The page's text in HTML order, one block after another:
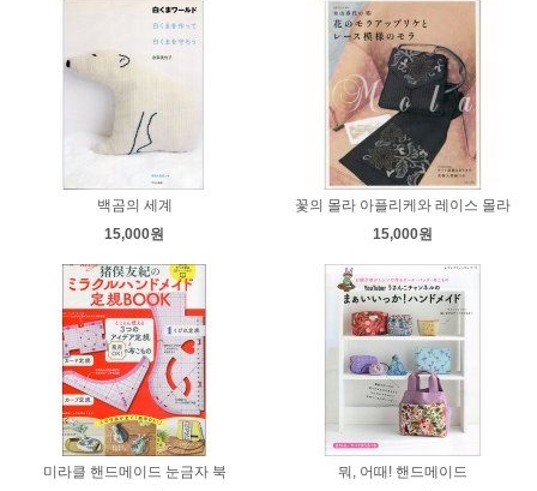
백곰의 세계
15,000원
꽃의 몰라 아플리케와 레이스 몰라
15,000원
미라클 핸드메이드 눈금자 북
뭐, 어때! 핸드메이드